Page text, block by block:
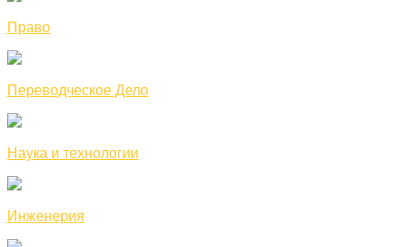
Право
Переводческое Дело
Наука и технологии
Инженерия